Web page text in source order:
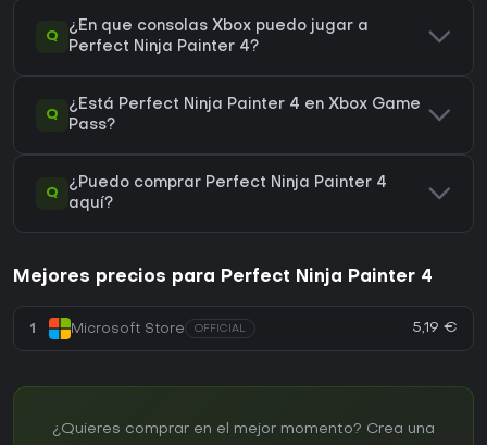
Q
¿En que consolas Xbox puedo jugar a
Perfect Ninja Painter 4?
Q
¿Está Perfect Ninja Painter 4 en Xbox Game
Pass?
Q
¿Puedo comprar Perfect Ninja Painter 4
aquí?
Mejores precios para Perfect Ninja Painter 4
1 Microsoft Store OFFICIAL 5,19 €
¿Quieres comprar en el mejor momento? Crea una